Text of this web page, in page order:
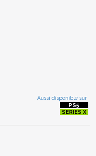
Aussi disponible sur :